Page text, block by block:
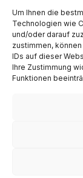
Um Ihnen die
Technologien wie
und/oder darauf
zustimmen,
IDs auf dieser
Ihre Zustimmung
Funktionen
August 2024
Juli 2024
Juni 2024
Mai 2024
April 2024